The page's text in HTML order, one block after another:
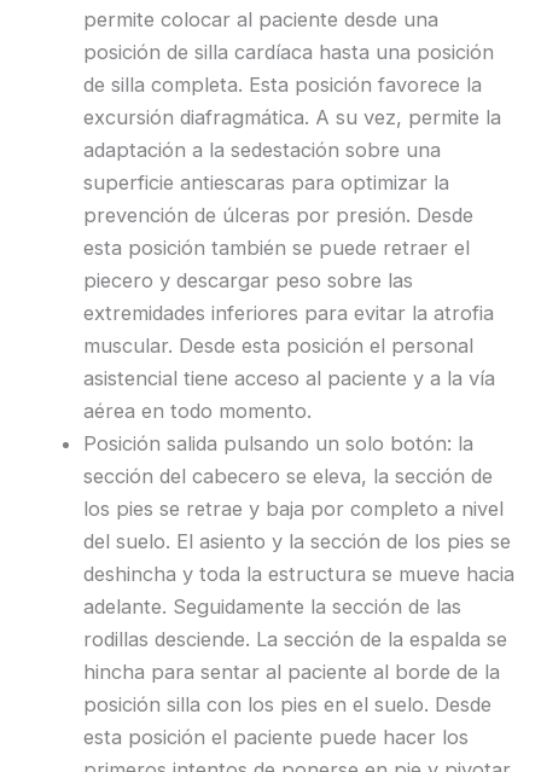
permite colocar al paciente desde una
posición de silla cardíaca hasta una posición
de silla completa. Esta posición favorece la
excursión diafragmática. A su vez, permite la
adaptación a la sedestación sobre una
superficie antiescaras para optimizar la
prevención de úlceras por presión. Desde
esta posición también se puede retraer el
piecero y descargar peso sobre las
extremidades inferiores para evitar la atrofia
muscular. Desde esta posición el personal
asistencial tiene acceso al paciente y a la vía
aérea en todo momento.
Posición salida pulsando un solo botón: la
sección del cabecero se eleva, la sección de
los pies se retrae y baja por completo a nivel
del suelo. El asiento y la sección de los pies se
deshincha y toda la estructura se mueve hacia
adelante. Seguidamente la sección de las
rodillas desciende. La sección de la espalda se
hincha para sentar al paciente al borde de la
posición silla con los pies en el suelo. Desde
esta posición el paciente puede hacer los